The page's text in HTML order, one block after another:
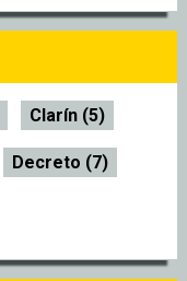
Clarín (5)
Decreto (7)